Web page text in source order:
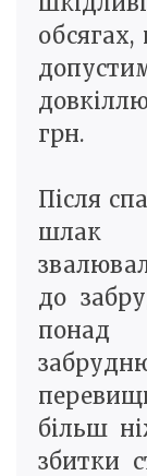
грн.
Після
шлак
до
більш
збитки